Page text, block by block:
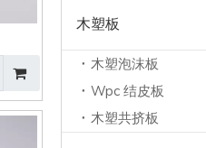
木塑板
木塑泡沫板
Wpc 结皮板
木塑共挤板